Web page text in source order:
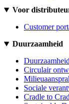
Voor
Customer
Duurzaamheid
Duurzaamheid
Circulair
Sociale
Cradle to